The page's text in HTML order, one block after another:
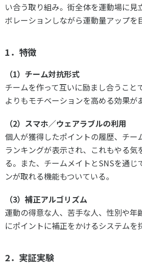
い合う取り組み。街全体を運動場に見
ボレーションしながら運動量アップを
1．特徴
（1）チーム対抗形式
チームを作って互いに励まし合うこと
よりもモチベーションを高める効果が
（2）スマホ／ウェアラブルの利用
個人が獲得したポイントの履歴、チー
ランキングが表示され、これもやる気
る。また、チームメイトとSNSを通じ
ンが取れる機能もついている。
（3）補正アルゴリズム
運動の得意な人、苦手な人、性別や年
にポイントに補正をかけるシステムを
2．実証実験